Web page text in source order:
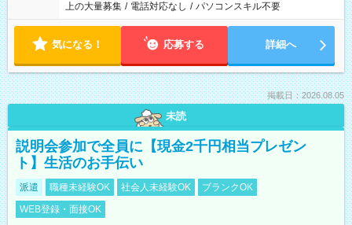
上の大量募集 / 電話対応なし / パソコンスキル不要
気になる！ 応募する 詳細へ
掲載日：2026.08.05
未読
説明会参加で全員に【現金2千円相当プレゼン
ト】生活のお手伝い
派遣 職種未経験OK 社会人未経験OK
ブランクOK
WEB登録・面接OK